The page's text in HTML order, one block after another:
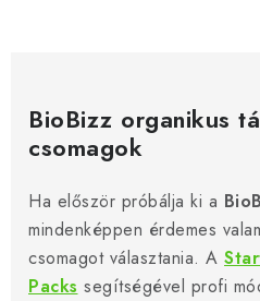
BioBizz organikus
csomagok
Ha először próbálja ki a
mindenképpen érdemes
csomagot választania. A
Packs segítségével profi